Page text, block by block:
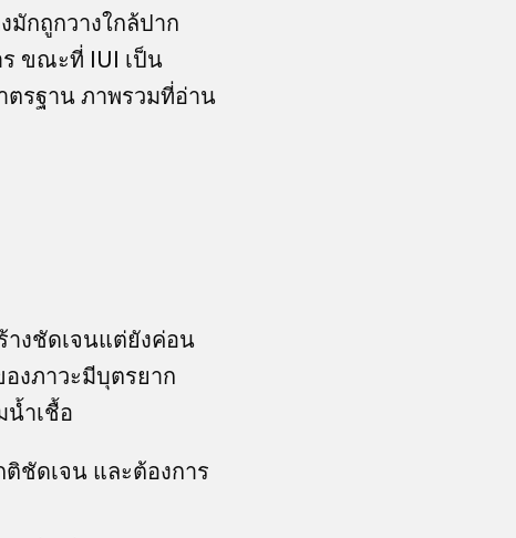
มักถูกวางใกล้ปาก
ขณะที่ IUI เป็น
รฐาน ภาพรวมที่อ่าน
างชัดเจนแต่ยังค่อน
งภาวะมีบุตรยาก
น้ำเชื้อ
ชัดเจน และต้องการ